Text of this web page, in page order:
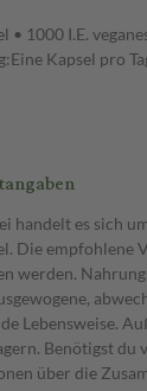
• 1000 I.E.
Kapsel pro
handelt es sich
Die empfohlene
werden.
Lebensweise.
Benötigst du
über die